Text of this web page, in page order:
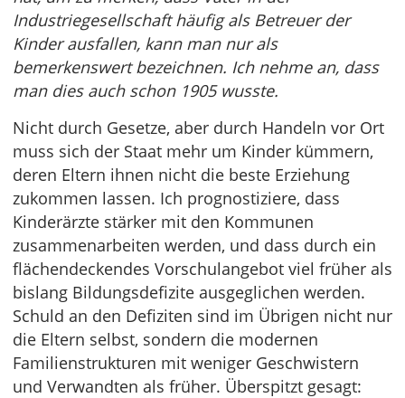
Industriegesellschaft häufig als Betreuer der
Kinder ausfallen, kann man nur als
bemerkenswert bezeichnen. Ich nehme an, dass
man dies auch schon 1905 wusste.
Nicht durch Gesetze, aber durch Handeln vor Ort
muss sich der Staat mehr um Kinder kümmern,
deren Eltern ihnen nicht die beste Erziehung
zukommen lassen. Ich prognostiziere, dass
Kinderärzte stärker mit den Kommunen
zusammenarbeiten werden, und dass durch ein
flächendeckendes Vorschulangebot viel früher als
bislang Bildungsdefizite ausgeglichen werden.
Schuld an den Defiziten sind im Übrigen nicht nur
die Eltern selbst, sondern die modernen
Familienstrukturen mit weniger Geschwistern
und Verwandten als früher. Überspitzt gesagt: